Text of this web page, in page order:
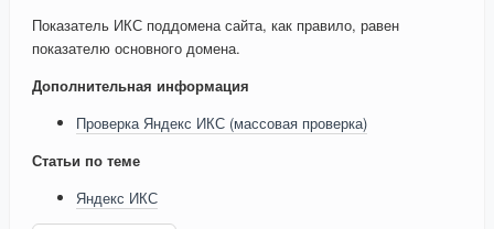
Показатель ИКС поддомена сайта, как правило, равен
показателю основного домена.
Дополнительная информация
Проверка Яндекс ИКС (массовая проверка)
Статьи по теме
Яндекс ИКС